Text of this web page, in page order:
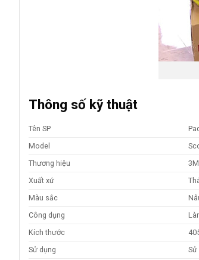
Thông số kỹ thuật
Tên SP
Model
Thương hiệu
Xuất xứ
Màu sắc
Công dụng
Kích thước
Sử dụng